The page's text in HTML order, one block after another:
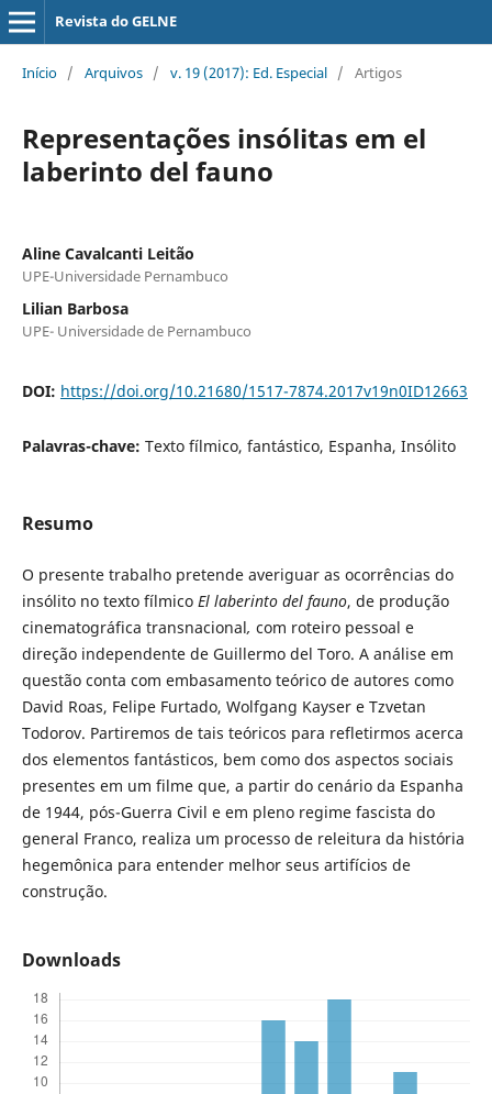
Revista do GELNE
Início / Arquivos / v. 19 (2017): Ed. Especial / Artigos
Representações insólitas em el
laberinto del fauno
Aline Cavalcanti Leitão
UPE-Universidade Pernambuco
Lilian Barbosa
UPE- Universidade de Pernambuco
DOI: https://doi.org/10.21680/1517-7874.2017v19n0ID12663
Palavras-chave: Texto fílmico, fantástico, Espanha, Insólito
Resumo
O presente trabalho pretende averiguar as ocorrências do
insólito no texto fílmico El laberinto del fauno, de produção
cinematográfica transnacional, com roteiro pessoal e
direção independente de Guillermo del Toro. A análise em
questão conta com embasamento teórico de autores como
David Roas, Felipe Furtado, Wolfgang Kayser e Tzvetan
Todorov. Partiremos de tais teóricos para refletirmos acerca
dos elementos fantásticos, bem como dos aspectos sociais
presentes em um filme que, a partir do cenário da Espanha
de 1944, pós-Guerra Civil e em pleno regime fascista do
general Franco, realiza um processo de releitura da história
hegemônica para entender melhor seus artifícios de
construção.
Downloads